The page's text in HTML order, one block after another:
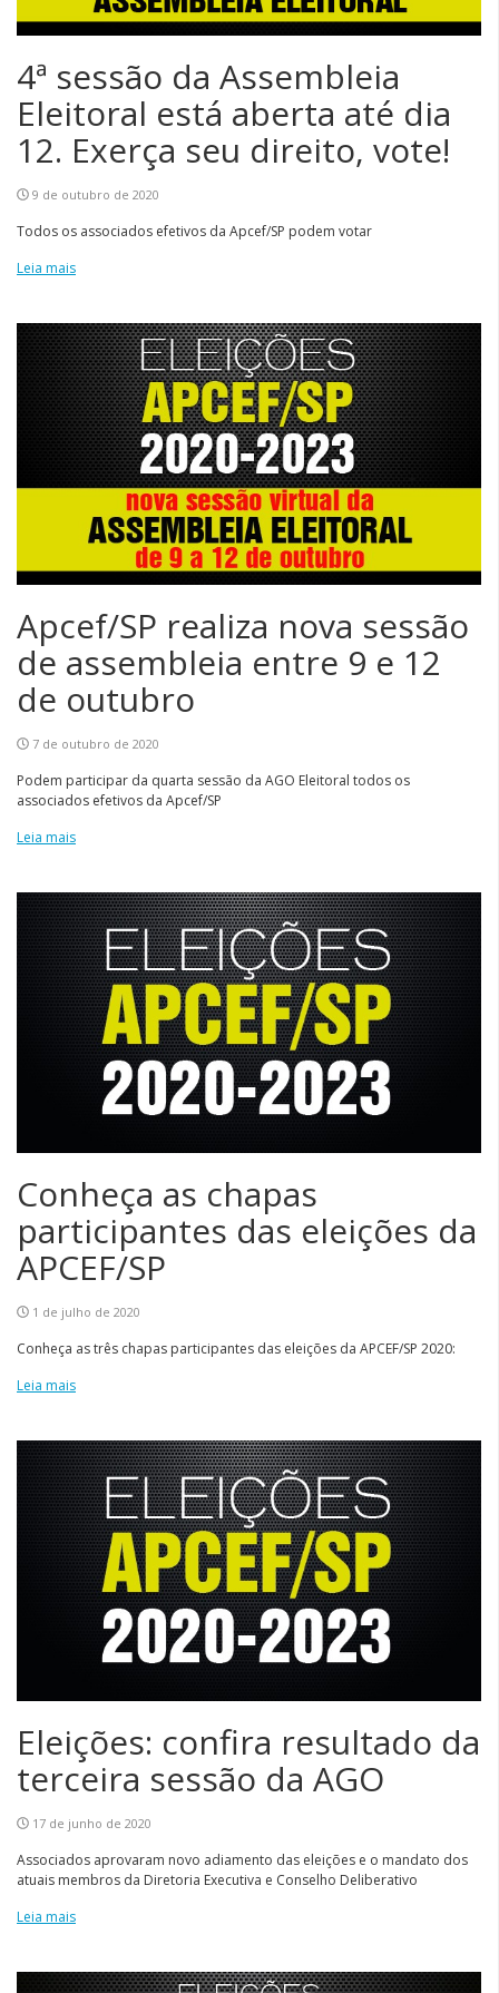
4ª sessão da Assembleia
Eleitoral está aberta até dia
12. Exerça seu direito, vote!
9 de outubro de 2020
Todos os associados efetivos da Apcef/SP podem votar
Leia mais
Apcef/SP realiza nova sessão
de assembleia entre 9 e 12
de outubro
7 de outubro de 2020
Podem participar da quarta sessão da AGO Eleitoral todos os
associados efetivos da Apcef/SP
Leia mais
Conheça as chapas
participantes das eleições da
APCEF/SP
1 de julho de 2020
Conheça as três chapas participantes das eleições da APCEF/SP 2020:
Leia mais
Eleições: confira resultado da
terceira sessão da AGO
17 de junho de 2020
Associados aprovaram novo adiamento das eleições e o mandato dos
atuais membros da Diretoria Executiva e Conselho Deliberativo
Leia mais